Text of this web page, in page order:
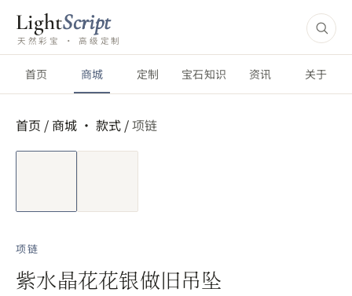
LightScript
天然彩宝 · 高级定制
首页 商城 定制 宝石知识 资讯 关于
首页 / 商城 · 款式 /项链
短视频
项链
紫水晶花花银做旧吊坠